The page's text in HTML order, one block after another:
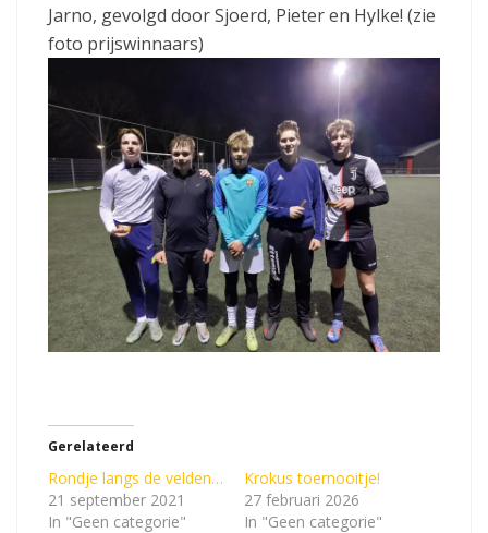
Jarno, gevolgd door Sjoerd, Pieter en Hylke! (zie
foto prijswinnaars)
Gerelateerd
Rondje langs de velden…
21 september 2021
In "Geen categorie"
Krokus toernooitje!
27 februari 2026
In "Geen categorie"